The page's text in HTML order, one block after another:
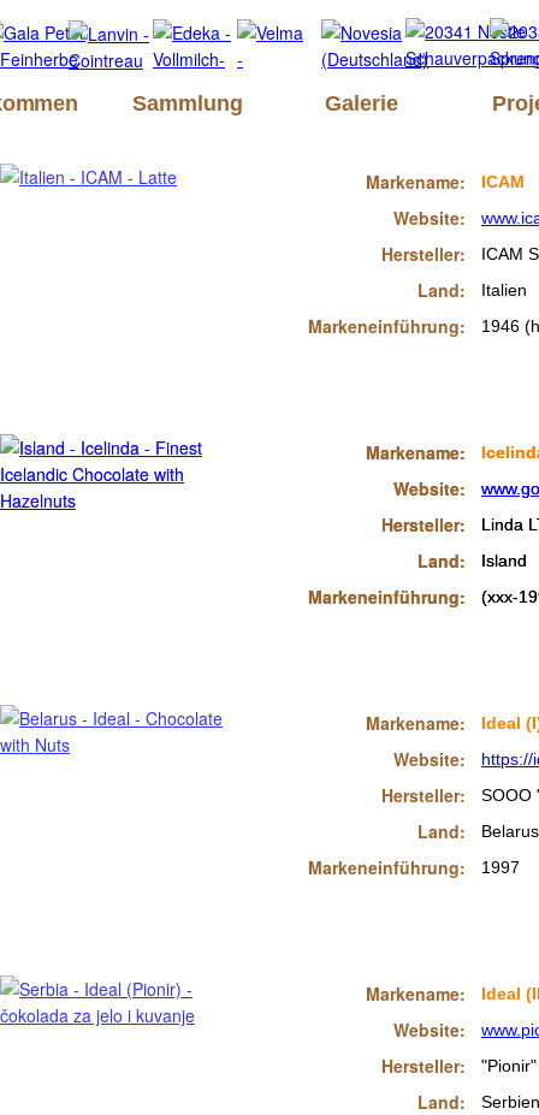
Sammlung Galerie
Markename:
Website:
Hersteller:
Land:
Markeneinführung:
ICAM
ICAM
Italien
1946
Linda
Island
(xxx-
Markename:
Website:
Hersteller:
Land:
Markeneinführung:
Markename:
Website:
Hersteller:
Land:
Markeneinführung:
Linda
Island
(xxx-
Markename:
Website:
Hersteller:
Land:
Markeneinführung:
Ideal
https://
SOOO
Belarus
1997
Markename:
Website:
Hersteller:
Land:
Ideal
Serbien